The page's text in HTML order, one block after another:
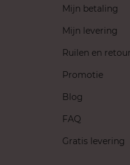
Mijn betaling
Mijn levering
Ruilen en
Promotie
Blog
FAQ
Gratis levering